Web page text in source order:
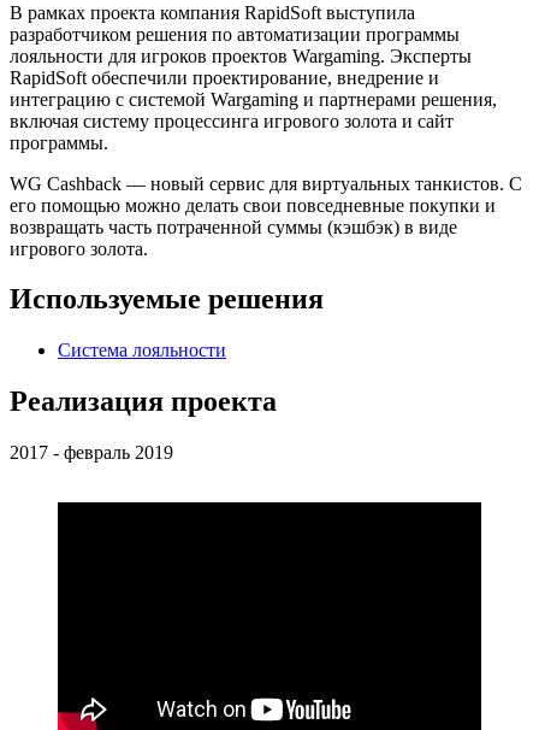
В рамках проекта компания RapidSoft выступила
разработчиком решения по автоматизации программы
лояльности для игроков проектов Wargaming. Эксперты
RapidSoft обеспечили проектирование, внедрение и
интеграцию с системой Wargaming и партнерами решения,
включая систему процессинга игрового золота и сайт
программы.
WG Cashback — новый сервис для виртуальных танкистов. С
его помощью можно делать свои повседневные покупки и
возвращать часть потраченной суммы (кэшбэк) в виде
игрового золота.
Используемые решения
Система лояльности
Реализация проекта
2017 - февраль 2019